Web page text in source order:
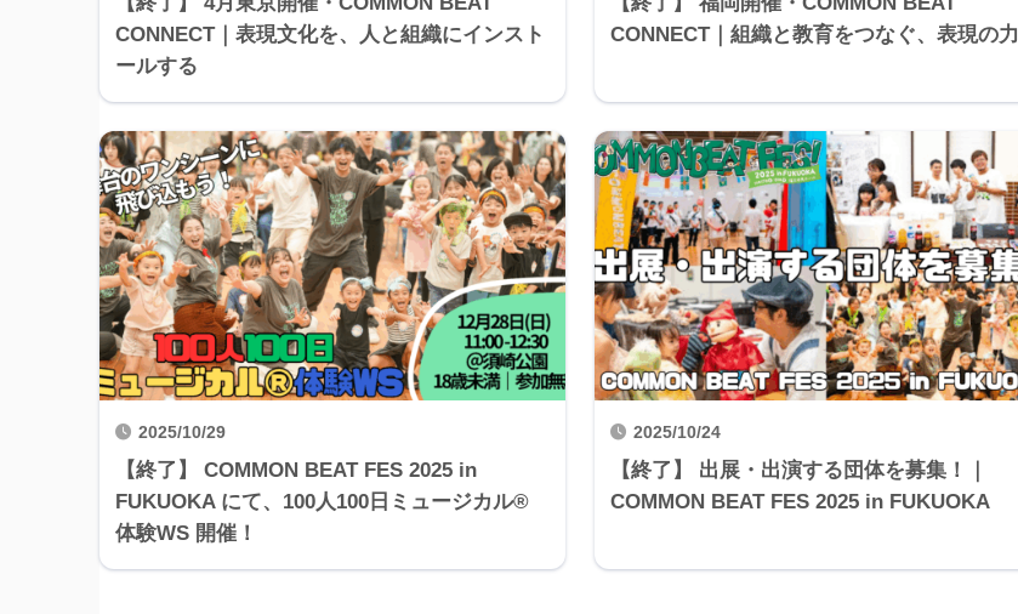
CONNECT｜表現文化を、人と組織にインスト
ールする
CONNECT｜組織と教育をつなぐ、表現の力
2025/10/29
【終了】 COMMON BEAT FES 2025 in
FUKUOKA にて、100人100日ミュージカル®
体験WS 開催！
2025/10/24
【終了】 出展・出演する団体を募集！｜
COMMON BEAT FES 2025 in FUKUOKA